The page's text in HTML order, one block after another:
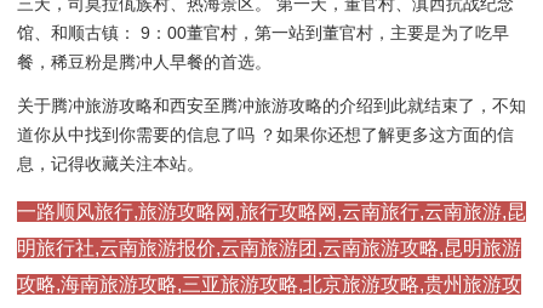
馆、和顺古镇： 9：00董官村，第一站到董官村，主要是为了吃早
餐，稀豆粉是腾冲人早餐的首选。
关于腾冲旅游攻略和西安至腾冲旅游攻略的介绍到此就结束了，不知
道你从中找到你需要的信息了吗 ？如果你还想了解更多这方面的信
息，记得收藏关注本站。
一路顺风旅行,旅游攻略网,旅行攻略网,云南旅行,云南旅游,昆
明旅行社,云南旅游报价,云南旅游团,云南旅游攻略,昆明旅游
攻略,海南旅游攻略,三亚旅游攻略,北京旅游攻略,贵州旅游攻